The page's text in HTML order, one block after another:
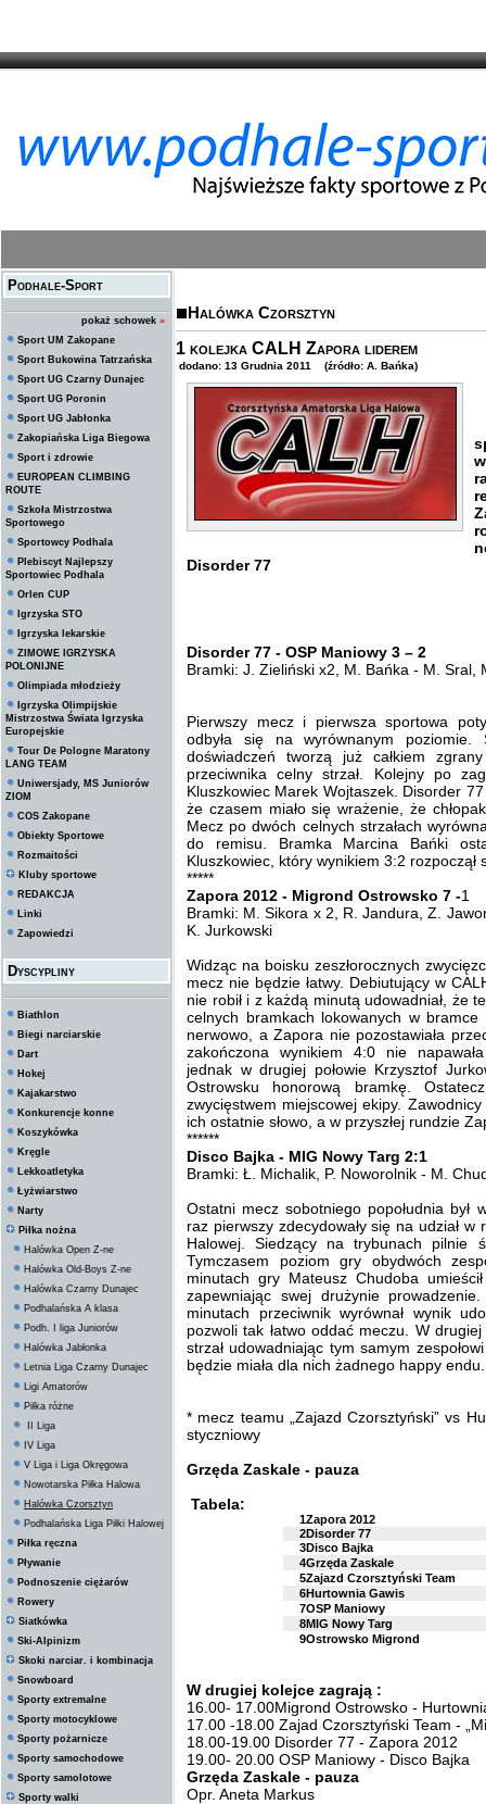
Podhale-Sport
pokaż schowek »
Sport UM Zakopane
Sport Bukowina Tatrzańska
Sport UG Czarny Dunajec
Sport UG Poronin
Sport UG Jabłonka
Zakopiańska Liga Biegowa
Sport i zdrowie
EUROPEAN CLIMBING
ROUTE
Szkoła Mistrzostwa
Sportowego
Sportowcy Podhala
Plebiscyt Najlepszy
Sportowiec Podhala
Orlen CUP
Igrzyska STO
Igrzyska lekarskie
ZIMOWE IGRZYSKA
POLONIJNE
Olimpiada młodzieży
Igrzyska Olimpijskie
Mistrzostwa Świata Igrzyska
Europejskie
Tour De Pologne Maratony
LANG TEAM
Uniwersjady, MS Juniorów
ZIOM
COS Zakopane
Obiekty Sportowe
Rozmaitości
Kluby sportowe
REDAKCJA
Linki
Zapowiedzi
Dyscypliny
Biathlon
Biegi narciarskie
Dart
Hokej
Kajakarstwo
Konkurencje konne
Koszykówka
Kręgle
Lekkoatletyka
Łyżwiarstwo
Narty
Piłka nożna
Halówka Open Z-ne
Halówka Old-Boys Z-ne
Halówka Czarny Dunajec
Podhalańska A klasa
Podh. I liga Juniorów
Halówka Jabłonka
Letnia Liga Czarny Dunajec
Ligi Amatorów
Piłka różne
II Liga
IV Liga
V Liga i Liga Okręgowa
Nowotarska Piłka Halowa
Halówka Czorsztyn
Podhalańska Liga Piłki Halowej
Piłka ręczna
Pływanie
Podnoszenie ciężarów
Rowery
Siatkówka
Ski-Alpinizm
Skoki narciar. i kombinacja
Snowboard
Sporty extremalne
Sporty motocyklowe
Sporty pożarnicze
Sporty samochodowe
Sporty samolotowe
Sporty walki
Halówka Czorsztyn
1 kolejka CALH Zapora liderem
dodano: 13 Grudnia 2011 (źródło: A. Bańka)
Disorder 77
Disorder 77 - OSP Maniowy 3 – 2
Bramki: J. Zieliński x2, M. Bańka - M. Sral,
Pierwszy mecz i pierwsza sportowa
odbyła się na wyrównanym poziomie.
doświadczeń tworzą już całkiem
przeciwnika celny strzał. Kolejny po
Kluszkowiec Marek Wojtaszek. Disorder
że czasem miało się wrażenie, że
Mecz po dwóch celnych strzałach
do remisu. Bramka Marcina Bańki
Kluszkowiec, który wynikiem 3:2
*****
Zapora 2012 - Migrond Ostrowsko 7 -1
Bramki: M. Sikora x 2, R. Jandura, Z.
K. Jurkowski
Widząc na boisku zeszłorocznych
mecz nie będzie łatwy. Debiutujący w
nie robił i z każdą minutą udowadniał, że
celnych bramkach lokowanych w
nerwowo, a Zapora nie pozostawiała
zakończona wynikiem 4:0 nie
jednak w drugiej połowie Krzysztof
Ostrowsku honorową bramkę.
zwycięstwem miejscowej ekipy.
ich ostatnie słowo, a w przyszłej rundzie
******
Disco Bajka - MIG Nowy Targ 2:1
Bramki: Ł. Michalik, P. Noworolnik - M.
Ostatni mecz sobotniego popołudnia był
raz pierwszy zdecydowały się na udział
Halowej. Siedzący na trybunach pilnie
Tymczasem poziom gry obydwóch
minutach gry Mateusz Chudoba
zapewniając swej drużynie
minutach przeciwnik wyrównał wynik
pozwoli tak łatwo oddać meczu. W
strzał udowadniając tym samym
będzie miała dla nich żadnego happy endu.
* mecz teamu „Zajazd Czorsztyński” vs
styczniowy
Grzęda Zaskale - pauza
Tabela:
1Zapora 2012
2Disorder 77
3Disco Bajka
4Grzęda Zaskale
5Zajazd Czorsztyński Team
6Hurtownia Gawis
7OSP Maniowy
8MIG Nowy Targ
9Ostrowsko Migrond
W drugiej kolejce zagrają :
16.00- 17.00Migrond Ostrowsko -
17.00 -18.00 Zajad Czorsztyński Team -
18.00-19.00 Disorder 77 - Zapora 2012
19.00- 20.00 OSP Maniowy - Disco Bajka
Grzęda Zaskale - pauza
Opr. Aneta Markus